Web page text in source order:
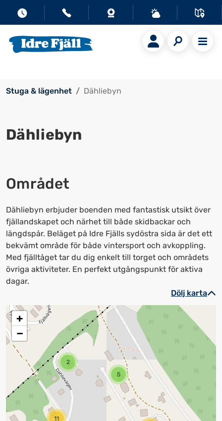
Stuga & lägenhet Dähliebyn
Området
Dähliebyn erbjuder boenden med fantastisk utsikt över
fjällandskapet och närhet till både skidbackar och
längdspår. Beläget på Idre Fjälls sydöstra sida är det ett
bekvämt område för både vintersport och avkoppling.
Med fjälltåget tar du dig enkelt till torget och områdets
övriga aktiviteter. En perfekt utgångspunkt för aktiva
dagar.
Dähliebyn
Dölj karta
5
2
11
+
−